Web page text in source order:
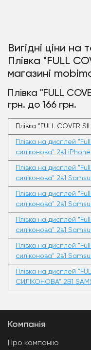
Вигідні ціни на
Плівка "FULL
магазині
Плівка "FULL
грн. до 166 грн.
Плівка "FULL COVER
Плівка на дисплей
силіконова" 2в1 iPhone
Плівка на дисплей
силіконова" 2в1
Плівка на дисплей
силіконова" 2в1
Плівка на дисплей
силіконова" 2в1
Плівка на дисплей
силіконова" 2в1
Плівка на дисплей
СИЛІКОНОВА" 2В1
Компанія
Про компанію